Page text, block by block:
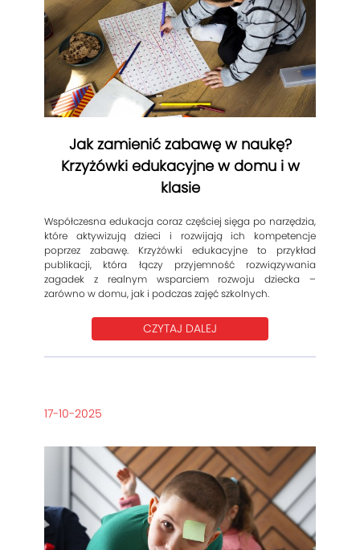
Jak zamienić zabawę w naukę?
Krzyżówki edukacyjne w domu i w
klasie
Współczesna edukacja coraz częściej sięga po narzędzia,
które aktywizują dzieci i rozwijają ich kompetencje
poprzez zabawę. Krzyżówki edukacyjne to przykład
publikacji, która łączy przyjemność rozwiązywania
zagadek z realnym wsparciem rozwoju dziecka –
zarówno w domu, jak i podczas zajęć szkolnych.
CZYTAJ DALEJ
17-10-2025